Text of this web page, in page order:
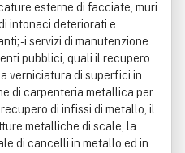
esterne di facciate, muri
intonaci deteriorati e
- i servizi di manutenzione
pubblici, quali il recupero
verniciatura di superfici in
di carpenteria metallica per
di infissi di metallo, il
metalliche di scale, la
di cancelli in metallo ed in